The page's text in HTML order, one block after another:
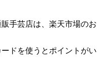
手芸店は、楽天市場のお
ドを使うとポイントがい